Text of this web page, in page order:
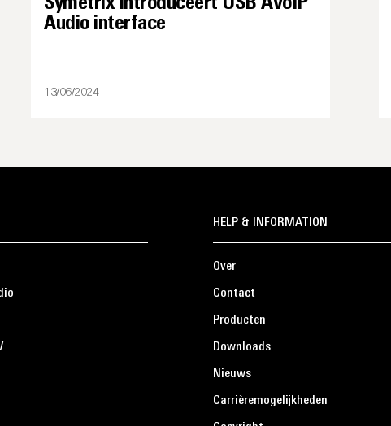
Audio interface
13/06/2024
HELP & INFORMATION
Over
Contact
Producten
Downloads
Nieuws
Carrièremogelijkheden